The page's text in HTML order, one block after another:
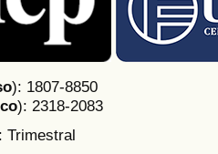
): 1807-8850
): 2318-2083
: Trimestral